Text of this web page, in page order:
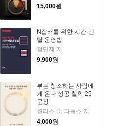
15,000원
N잡러를 위한 시간·멘
탈 운영법
정민제 저
9,900원
부는 창조하는 사람에
게 온다 성공 철학 25
문장
월리스 D. 와틀스 저
4,000원
|
김영사